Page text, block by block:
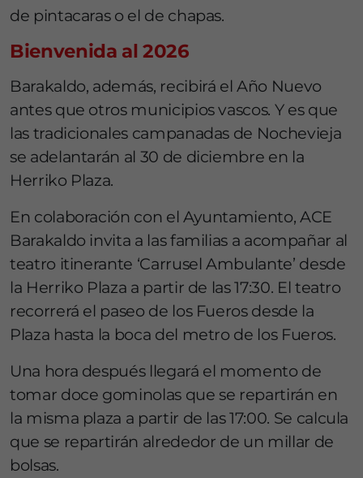
de pintacaras o el de chapas.
Bienvenida al 2026
Barakaldo, además, recibirá el Año Nuevo
antes que otros municipios vascos. Y es que
las tradicionales campanadas de Nochevieja
se adelantarán al 30 de diciembre en la
Herriko Plaza.
En colaboración con el Ayuntamiento, ACE
Barakaldo invita a las familias a acompañar al
teatro itinerante ‘Carrusel Ambulante’ desde
la Herriko Plaza a partir de las 17:30. El teatro
recorrerá el paseo de los Fueros desde la
Plaza hasta la boca del metro de los Fueros.
Una hora después llegará el momento de
tomar doce gominolas que se repartirán en
la misma plaza a partir de las 17:00. Se calcula
que se repartirán alrededor de un millar de
bolsas.